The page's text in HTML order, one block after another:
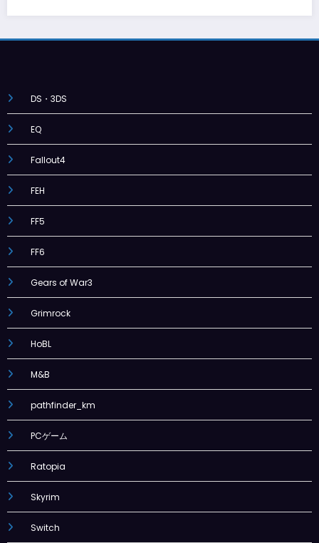
DS・3DS
EQ
Fallout4
FEH
FF5
FF6
Gears of War3
Grimrock
HoBL
M&B
pathfinder_km
PCゲーム
Ratopia
Skyrim
Switch